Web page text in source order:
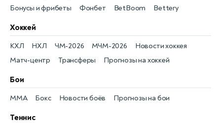
Бонусы и фрибеты
Фонбет
BetBoom
Bettery
Хоккей
Новости хоккея
КХЛ
Матч-центр
НХЛ
Трансферы
ЧМ-2026
Прогнозы на хоккей
МЧМ-2026
Бои
Новости боёв
MMA Прогнозы на бои
Бокс
Теннис